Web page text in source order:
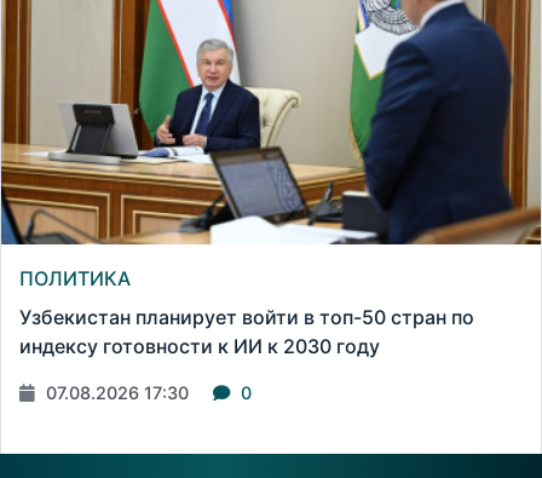
ПОЛИТИКА
Узбекистан планирует войти в топ-50 стран по
индексу готовности к ИИ к 2030 году
07.08.2026 17:30 0